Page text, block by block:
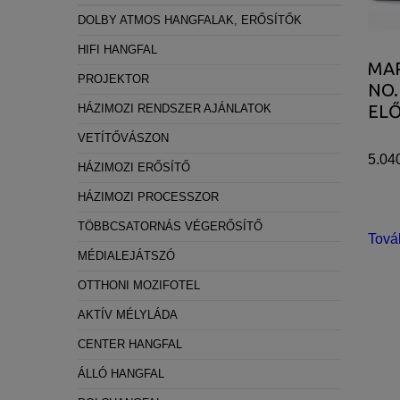
DOLBY ATMOS HANGFALAK, ERŐSÍTŐK
HIFI HANGFAL
PROJEKTOR
HÁZIMOZI RENDSZER AJÁNLATOK
VETÍTŐVÁSZON
HÁZIMOZI ERŐSÍTŐ
HÁZIMOZI PROCESSZOR
TÖBBCSATORNÁS VÉGERŐSÍTŐ
MÉDIALEJÁTSZÓ
OTTHONI MOZIFOTEL
AKTÍV MÉLYLÁDA
CENTER HANGFAL
ÁLLÓ HANGFAL
Statisztikai:
A weboldal statisztikáinak elemzésével
látogatóinknak. Ezért gyűjtünk statisztikai
Reklámcélú:
Azért települnek ezek a sütik, hogy a